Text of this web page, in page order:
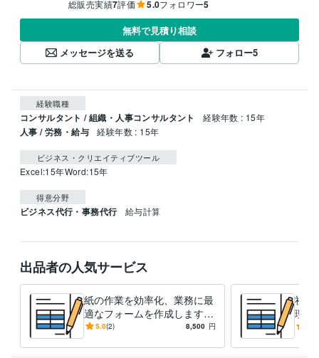
総販売実績7評価 5.0フォロワー5
無料で見積り相談
メッセージを送る
フォロー5
経験職種
コンサルタント / 組織・人事コンサルタント 経験年数 : 15年
人事 / 労務・給与 経験年数 : 15年
ビジネス・クリエイティブツール
Excel:15年Word:15年
得意分野
ビジネス代行・事務代行 給与計算
出品者の人気サービス
紙の作業を効率化、業務に最
適なフォームを作成します
ご縁を大切に、丁寧でスピー
5.0(2) 8,500 円
社労
理フ
縁を